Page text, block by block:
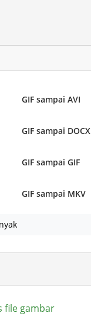
GIF sampai AVI
GIF sampai DOCX
GIF sampai GIF
GIF sampai MKV
file gambar